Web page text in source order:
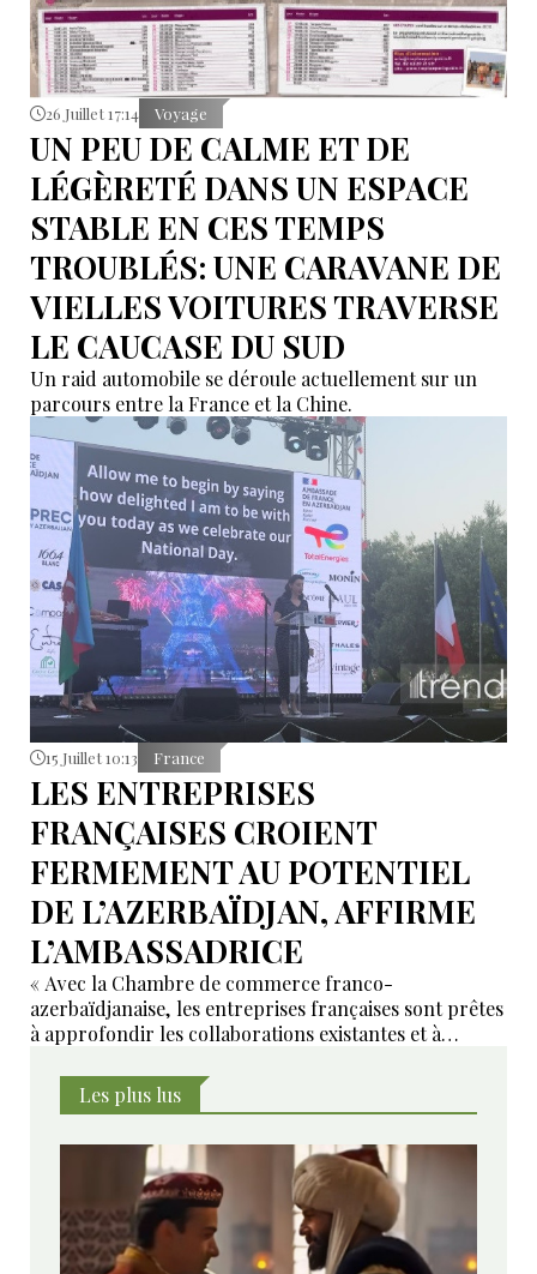
26 Juillet 17:14 Voyage
UN PEU DE CALME ET DE
LÉGÈRETÉ DANS UN ESPACE
STABLE EN CES TEMPS
TROUBLÉS: UNE CARAVANE DE
VIELLES VOITURES TRAVERSE
LE CAUCASE DU SUD
Un raid automobile se déroule actuellement sur un
parcours entre la France et la Chine.
15 Juillet 10:13 France
LES ENTREPRISES
FRANÇAISES CROIENT
FERMEMENT AU POTENTIEL
DE L’AZERBAÏDJAN, AFFIRME
L’AMBASSADRICE
« Avec la Chambre de commerce franco-
azerbaïdjanaise, les entreprises françaises sont prêtes
à approfondir les collaborations existantes et à
Les plus lus